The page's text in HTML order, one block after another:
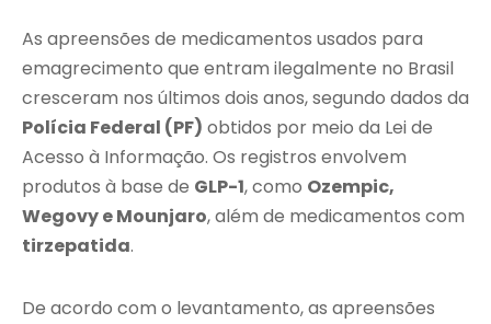
As apreensões de medicamentos usados para
emagrecimento que entram ilegalmente no Brasil
cresceram nos últimos dois anos, segundo dados da
Polícia Federal (PF) obtidos por meio da Lei de
Acesso à Informação. Os registros envolvem
produtos à base de GLP-1, como Ozempic,
Wegovy e Mounjaro, além de medicamentos com
tirzepatida.
De acordo com o levantamento, as apreensões